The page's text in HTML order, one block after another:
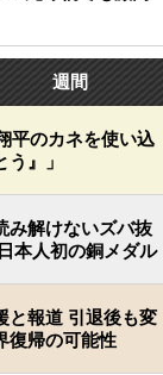
週間
平のカネを使い込
』」
み解けないズバ抜
本人初の銅メダル
と報道 引退後も変
復帰の可能性